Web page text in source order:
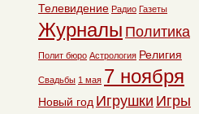
Телевидение Радио Газеты
Журналы Политика
Полит бюро Астрология Религия
Свадьбы 1 мая 7 ноября
Новый год Игрушки Игры